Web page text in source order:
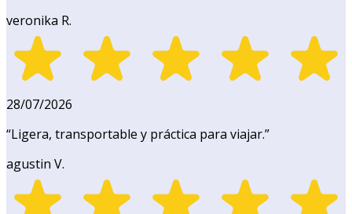
veronika R.
28/07/2026
“Ligera, transportable y práctica para viajar.”
agustin V.